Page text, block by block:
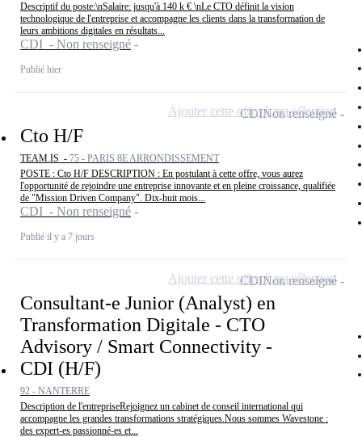
Descriptif du poste:\nSalaire: jusqu'à 140 k € \nLe CTO définit la vision
technologique de l'entreprise et accompagne les clients dans la transformation de
leurs ambitions digitales en résultats...
CDI - Non renseigné
Publié hier
Cto H/F
TEAM.IS - 75 - PARIS 8E ARRONDISSEMENT
POSTE : Cto H/F DESCRIPTION : En postulant à cette offre, vous aurez
l'opportunité de rejoindre une entreprise innovante et en pleine croissance, qualifiée
de "Mission Driven Company". Dix-huit mois...
CDI - Non renseigné
Publié il y a 7 jours
CDINon renseigné
Ajouter cette offre à ma sélection
Consultant-e Junior (Analyst) en
Transformation Digitale - CTO
Advisory / Smart Connectivity -
CDI (H/F)
92 - NANTERRE
Description de l'entrepriseRejoignez un cabinet de conseil international qui
accompagne les grandes transformations stratégiques.Nous sommes Wavestone :
des expert-es passionné-es et...
CDINon renseigné
Ajouter cette offre à ma sélection